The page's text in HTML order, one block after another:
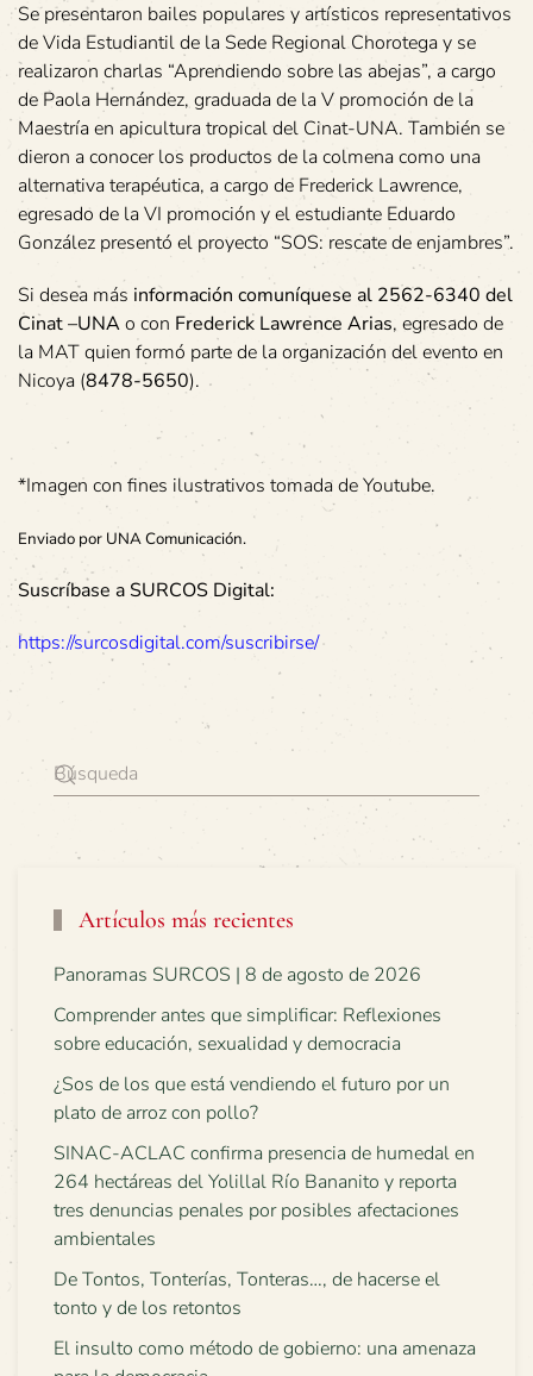
Se presentaron bailes populares y artísticos representativos
de Vida Estudiantil de la Sede Regional Chorotega y se
realizaron charlas “Aprendiendo sobre las abejas”, a cargo
de Paola Hernández, graduada de la V promoción de la
Maestría en apicultura tropical del Cinat-UNA. También se
dieron a conocer los productos de la colmena como una
alternativa terapéutica, a cargo de Frederick Lawrence,
egresado de la VI promoción y el estudiante Eduardo
González presentó el proyecto “SOS: rescate de enjambres”.
Si desea más información comuníquese al 2562-6340 del
Cinat –UNAo con Frederick Lawrence Arias, egresado de
la MAT quien formó parte de la organización del evento en
Nicoya (8478-5650).
*Imagen con fines ilustrativos tomada de Youtube.
Enviado por UNA Comunicación.
Suscríbase a SURCOS Digital:
https://surcosdigital.com/suscribirse/
Artículos más recientes
Panoramas SURCOS | 8 de agosto de 2026
Comprender antes que simplificar: Reflexiones
sobre educación, sexualidad y democracia
¿Sos de los que está vendiendo el futuro por un
plato de arroz con pollo?
SINAC-ACLAC confirma presencia de humedal en
264 hectáreas del Yolillal Río Bananito y reporta
tres denuncias penales por posibles afectaciones
ambientales
De Tontos, Tonterías, Tonteras…, de hacerse el
tonto y de los retontos
El insulto como método de gobierno: una amenaza